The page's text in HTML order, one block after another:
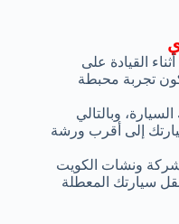
القيادة على
تجربة محبطة
وبالتالي
إلى أقرب ورشة
ونشات الكويت
سيارتك المعطلة